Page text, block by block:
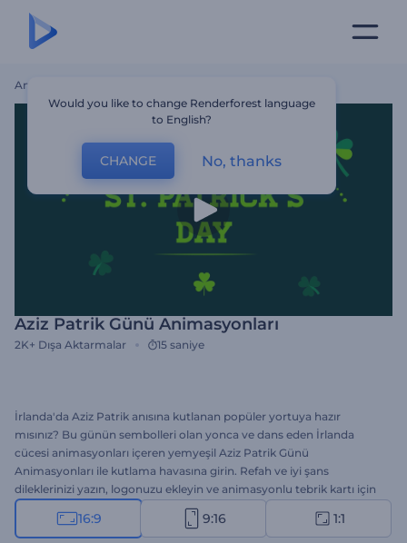
Ana Sayfa
Aziz Patrik Günü Animasyonları
2K+ Dışa Aktarmalar 15 saniye
İrlanda'da Aziz Patrik anısına kutlanan popüler yortuya hazır
mısınız? Bu günün sembolleri olan yonca ve dans eden İrlanda
cücesi animasyonları içeren yemyeşil Aziz Patrik Günü
Animasyonları ile kutlama havasına girin. Refah ve iyi şans
dileklerinizi yazın, logonuzu ekleyin ve animasyonlu tebrik kartı için
birkaç dakika bekleyin. Kutlama davetiyeleri, tebrik kartları, sunum
girişleri gibi birçok proje için mükemmel bir seçenek. Hemen
16:9 9:16 1:1
Would you like to change Renderforest language
to English?
CHANGE No, thanks